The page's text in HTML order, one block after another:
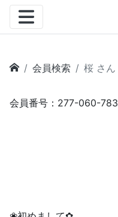
会員検索 桜 さん
会員番号：277-060-783